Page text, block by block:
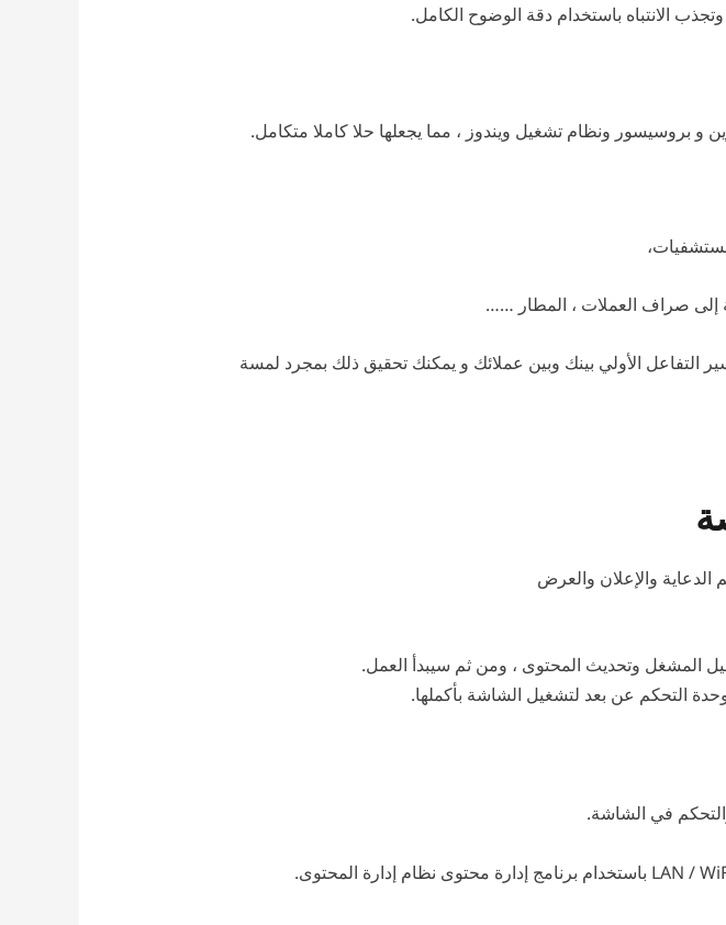
الانتباه باستخدام دقة الوضوح الكامل.
بروسيسور ونظام تشغيل ويندوز ، مما يجعلها حلا كاملا متكامل.
إلى صراف العملات ، المطار ……
التفاعل الأولي بينك وبين عملائك و يمكنك تحقيق ذلك بمجرد لمسة
والإعلان والعرض
المشغل وتحديث المحتوى ، ومن ثم سيبدأ العمل.
في الشاشة.